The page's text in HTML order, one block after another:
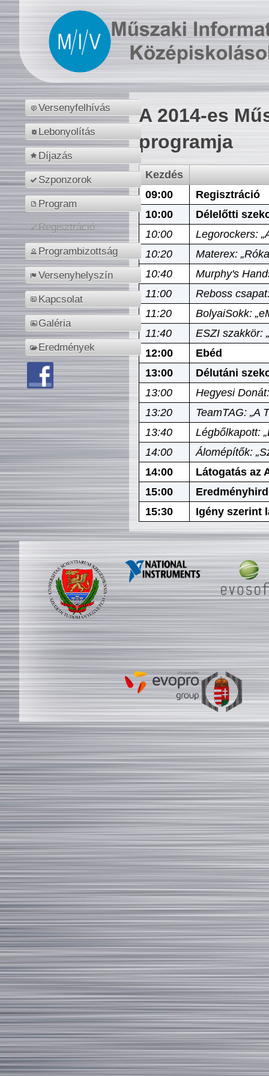
Versenyfelhívás
Lebonyolítás
Díjazás
Szponzorok
Program
Regisztráció
Programbizottság
Versenyhelyszín
Kapcsolat
Galéria
Eredmények
A 2014-es
programja
Kezdés
09:00
Regisztráció
10:00
Délelőtti
10:00
Legorockers:
10:20
Materex:
10:40
Murphy's
11:00
Reboss
11:20
BolyaiSokk:
11:40
ESZI szakkör:
12:00
Ebéd
13:00
Délutáni
13:00
Hegyesi
13:20
TeamTAG: „A
13:40
Légbőlkapott:
14:00
Álomépítők:
14:00
Látogatás az
15:00
15:30
Igény szerint